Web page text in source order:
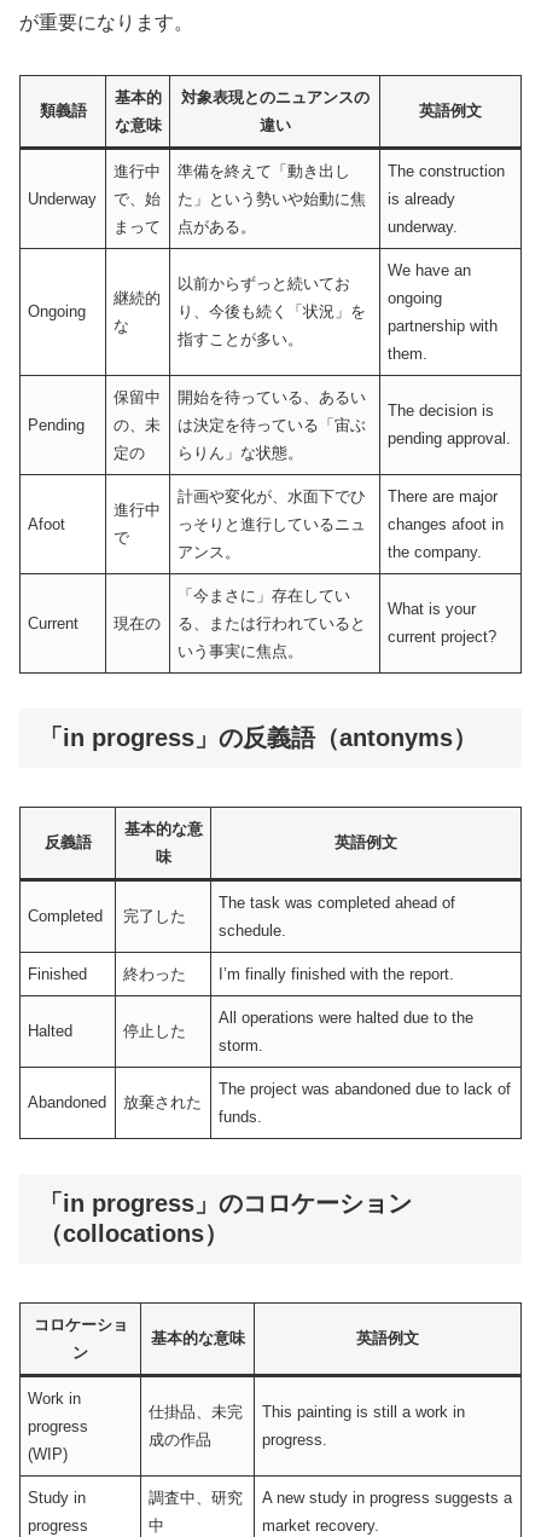
が重要になります。
類義語
基本的
な意味
対象表現とのニュアンスの
違い
英語例文
Underway
進行中
で、始
まって
準備を終えて「動き出し
た」という勢いや始動に焦
点がある。
The construction
is already
underway.
Ongoing
継続的
な
以前からずっと続いてお
り、今後も続く「状況」を
指すことが多い。
We have an
ongoing
partnership with
them.
Pending
保留中
の、未
定の
開始を待っている、あるい
は決定を待っている「宙ぶ
らりん」な状態。
The decision is
pending approval.
Afoot
進行中
で
計画や変化が、水面下でひ
っそりと進行しているニュ
アンス。
There are major
changes afoot in
the company.
Current 現在の
「今まさに」存在してい
る、または行われていると
いう事実に焦点。
What is your
current project?
「in progress」の反義語（antonyms）
反義語
基本的な意
味
英語例文
Completed 完了した
The task was completed ahead of
schedule.
Finished 終わった I’m finally finished with the report.
Halted 停止した
All operations were halted due to the
storm.
Abandoned 放棄された
The project was abandoned due to lack of
funds.
「in progress」のコロケーション
（collocations）
コロケーショ
ン
基本的な意味 英語例文
Work in
progress
(WIP)
仕掛品、未完
成の作品
This painting is still a work in
progress.
Study in
progress
調査中、研究
中
A new study in progress suggests a
market recovery.